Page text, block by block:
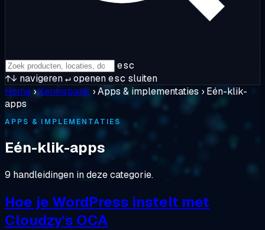
esc
↑↓ navigeren↵openenesc sluiten
Home›Kennisbank ›Apps & implementaties › Eén-klik-
apps
APPS & IMPLEMENTATIES
Eén-klik-apps
9 handleidingen in deze categorie.
Hoe je WordPress instelt met
Cloudzy's OCA